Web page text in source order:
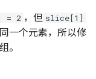
= 2 ，但 slice[1]
一个元素，所以修
。